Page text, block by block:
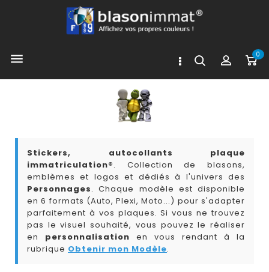
 0
Stickers, autocollants plaque
immatriculation®. Collection de blasons,
emblèmes et logos et dédiés à l'univers des
Personnages. Chaque modèle est disponible
en 6 formats (Auto, Plexi, Moto...) pour s'adapter
parfaitement à vos plaques. Si vous ne trouvez
pas le visuel souhaité, vous pouvez le réaliser
en personnalisation en vous rendant à la
rubrique Obtenir mon Modèle.